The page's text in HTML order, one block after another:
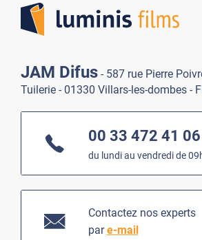
JAM Difus - 587 rue Pierre
Tuilerie - 01330 Villars-les-dombes -
00 33 472 41
du lundi au vendredi de
Contactez nos experts
pare-mail